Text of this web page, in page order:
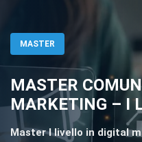
MASTER
MASTER
MARKETING – I
Master I livello in digital